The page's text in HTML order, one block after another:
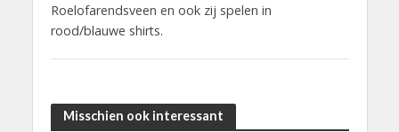
Roelofarendsveen en ook zij spelen in
rood/blauwe shirts.
Misschien ook interessant